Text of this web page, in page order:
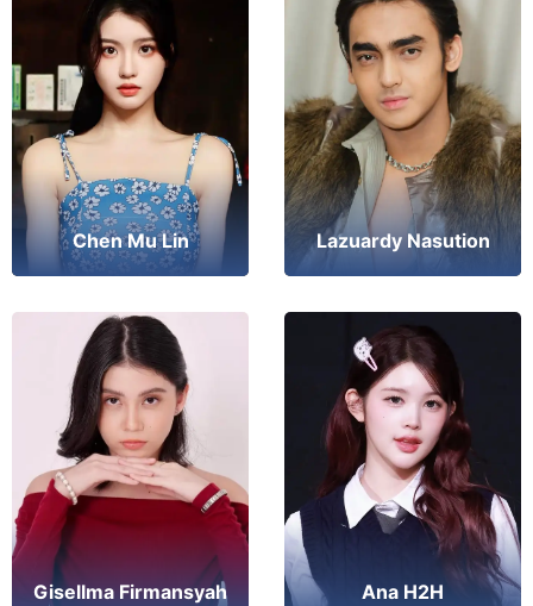
Chen Mu Lin Lazuardy Nasution
Gisellma Firmansyah Ana H2H